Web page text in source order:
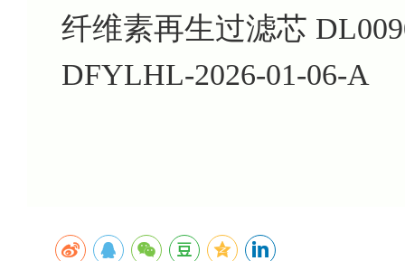
纤维素再生过滤芯
DFYLHL-2026-01-06-A